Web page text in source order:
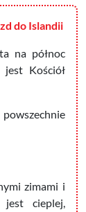
do Islandii
na północ
Kościół
zimami i
cieplej,